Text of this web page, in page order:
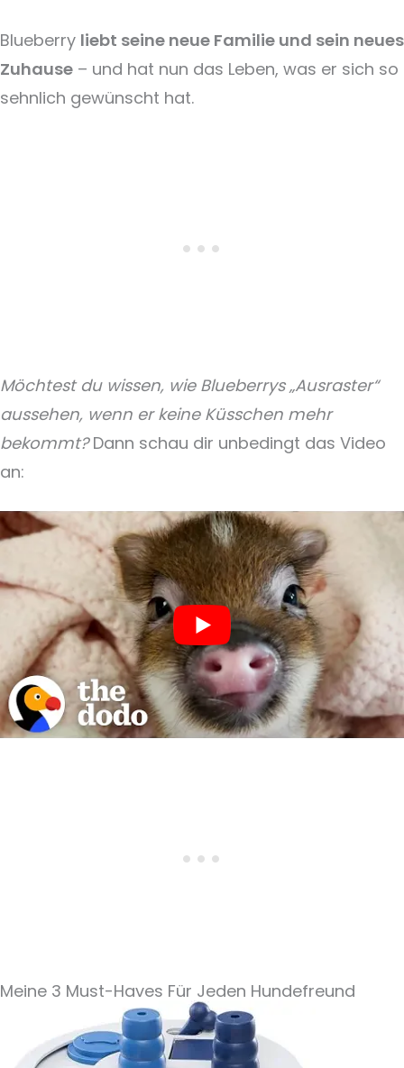
Blueberry liebt seine neue Familie und sein neues
Zuhause – und hat nun das Leben, was er sich so
sehnlich gewünscht hat.
Möchtest du wissen, wie Blueberrys „Ausraster“
aussehen, wenn er keine Küsschen mehr
bekommt?Dann schau dir unbedingt das Video
an:
Meine 3 Must-Haves Für Jeden Hundefreund​